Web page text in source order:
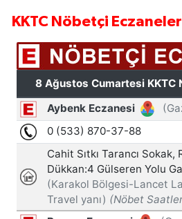
KKTC Nöbetçi Eczaneler